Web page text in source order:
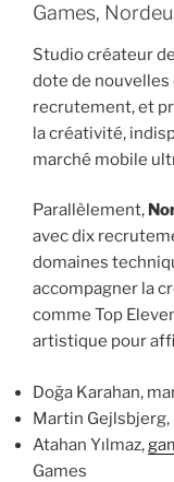
Games,
Studio créateur
dote de
recrutement, et
la créativité,
marché mobile
Parallèlement,
avec dix
domaines
accompagner la
comme Top
artistique pour
Doğa Karahan,
Martin
Atahan Yılmaz,
Games